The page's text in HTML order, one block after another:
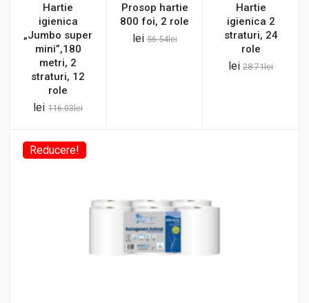
Hartie
igienica
„Jumbo super
mini”,180
metri, 2
straturi, 12
role
lei 116.03lei
Prosop hartie
800 foi, 2 role
lei 56.54lei
Hartie
igienica 2
straturi, 24
role
lei 28.71lei
Reducere!